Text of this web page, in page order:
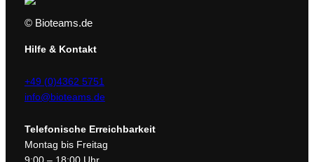
g
h
r
,
1
© Bioteams.de
Hilfe & Kontakt
+49 (0)4362 5751
info@bioteams.de
Telefonische Erreichbarkeit
Montag bis Freitag